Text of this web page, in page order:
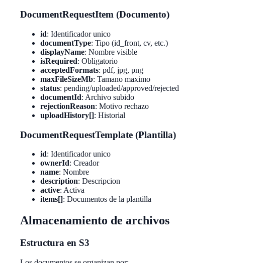
DocumentRequestItem (Documento)
id: Identificador unico
documentType: Tipo (id_front, cv, etc.)
displayName: Nombre visible
isRequired: Obligatorio
acceptedFormats: pdf, jpg, png
maxFileSizeMb: Tamano maximo
status: pending/uploaded/approved/rejected
documentId: Archivo subido
rejectionReason: Motivo rechazo
uploadHistory[]: Historial
DocumentRequestTemplate (Plantilla)
id: Identificador unico
ownerId: Creador
name: Nombre
description: Descripcion
active: Activa
items[]: Documentos de la plantilla
Almacenamiento de archivos
Estructura en S3